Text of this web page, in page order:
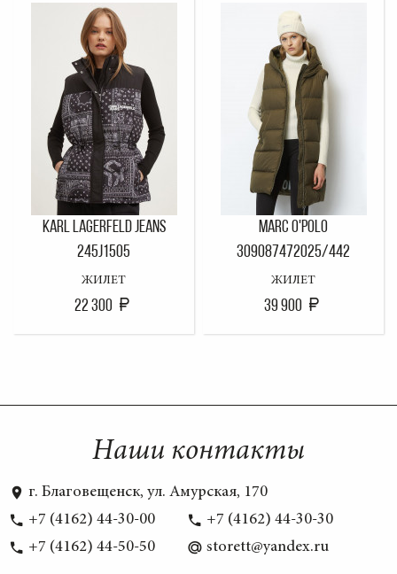
KARL LAGERFELD JEANS
245J1505
ЖИЛЕТ
22 300
MARC O'POLO
309087472025/442
ЖИЛЕТ
39 900
Наши контакты
г. Благовещенск, ул. Амурская, 170
+7 (4162) 44-30-00
+7 (4162) 44-30-30
+7 (4162) 44-50-50
storett@yandex.ru